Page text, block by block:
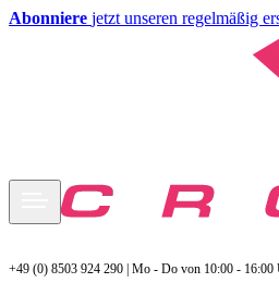
Abonniere jetzt unseren regelmäßig
+49 (0) 8503 924 290 | Mo - Do von 10:00 - 16:00